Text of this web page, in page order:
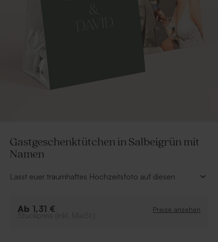
Gastgeschenktütchen in Salbeigrün mit
Namen
Lasst euer traumhaftes Hochzeitsfoto auf diesen
oder Leckereien als Dankeschön für eure Hochzeit.
Ab 1,31 € Preise ansehen